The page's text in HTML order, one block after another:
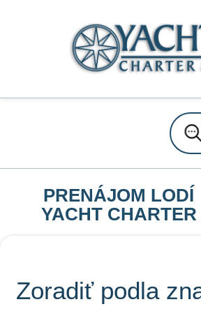
PRENÁJOM LODÍ
YACHT CHARTER
Zoradiť podla